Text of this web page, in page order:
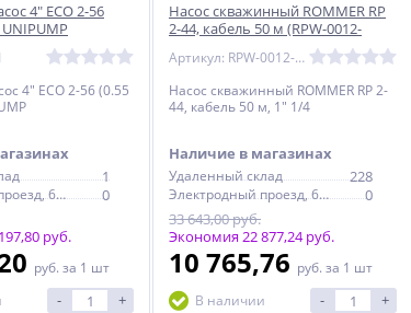
4" ECO 2-56
4" ECO 2-56 (0.55
1
Электродный проезд, 6с1
0
руб.
руб. за 1 шт
- +
Насос скважинный ROMMER RP
2-44, кабель 50 м (RPW-0012-
Артикул: RPW-0012-350215
Насос скважинный ROMMER RP 2-
44, кабель 50 м, 1" 1/4
Наличие в магазинах
Удаленный склад 228
Электродный проезд, 6с1
0
33 643,00 руб.
Экономия 22 877,24 руб.
10 765,76 руб. за 1 шт
В наличии
- +